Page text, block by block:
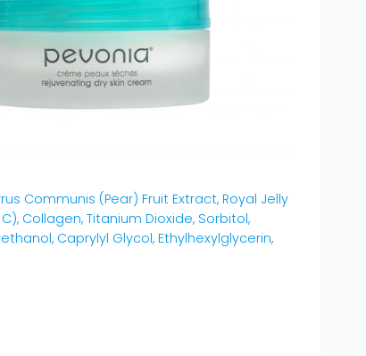
Communis (Pear) Fruit Extract, Royal Jelly
Collagen, Titanium Dioxide, Sorbitol,
Caprylyl Glycol, Ethylhexylglycerin,